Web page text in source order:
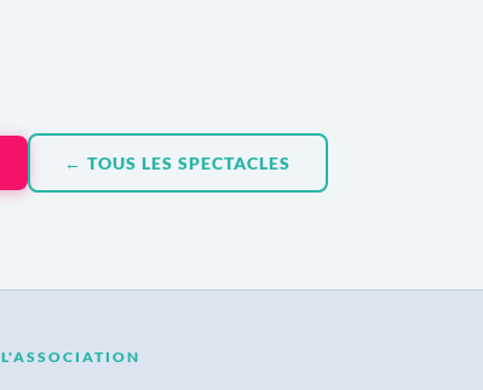
← TOUS LES SPECTACLES
L'ASSOCIATION